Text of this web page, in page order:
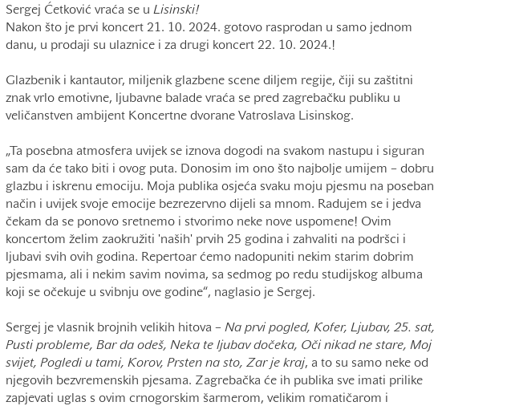
Sergej Ćetković vraća se u Lisinski!
Nakon što je prvi koncert 21. 10. 2024. gotovo rasprodan u samo jednom
danu, u prodaji su ulaznice i za drugi koncert 22. 10. 2024.!
Glazbenik i kantautor, miljenik glazbene scene diljem regije, čiji su zaštitni
znak vrlo emotivne, ljubavne balade vraća se pred zagrebačku publiku u
veličanstven ambijent Koncertne dvorane Vatroslava Lisinskog.
„Ta posebna atmosfera uvijek se iznova dogodi na svakom nastupu i siguran
sam da će tako biti i ovog puta. Donosim im ono što najbolje umijem – dobru
glazbu i iskrenu emociju. Moja publika osjeća svaku moju pjesmu na poseban
način i uvijek svoje emocije bezrezervno dijeli sa mnom. Radujem se i jedva
čekam da se ponovo sretnemo i stvorimo neke nove uspomene! Ovim
koncertom želim zaokružiti 'naših' prvih 25 godina i zahvaliti na podršci i
ljubavi svih ovih godina. Repertoar ćemo nadopuniti nekim starim dobrim
pjesmama, ali i nekim savim novima, sa sedmog po redu studijskog albuma
koji se očekuje u svibnju ove godine“, naglasio je Sergej.
Sergej je vlasnik brojnih velikih hitova – Na prvi pogled, Kofer, Ljubav, 25. sat,
Pusti probleme, Bar da odeš, Neka te ljubav dočeka, Oči nikad ne stare, Moj
svijet, Pogledi u tami, Korov, Prsten na sto, Zar je kraj, a to su samo neke od
njegovih bezvremenskih pjesama. Zagrebačka će ih publika sve imati prilike
zapjevati uglas s ovim crnogorskim šarmerom, velikim romatičarom i